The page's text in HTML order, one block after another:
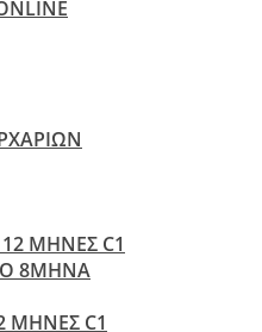
ΜΗΝΕΣ C1
8ΜΗΝΑ
ΜΗΝΕΣ C1